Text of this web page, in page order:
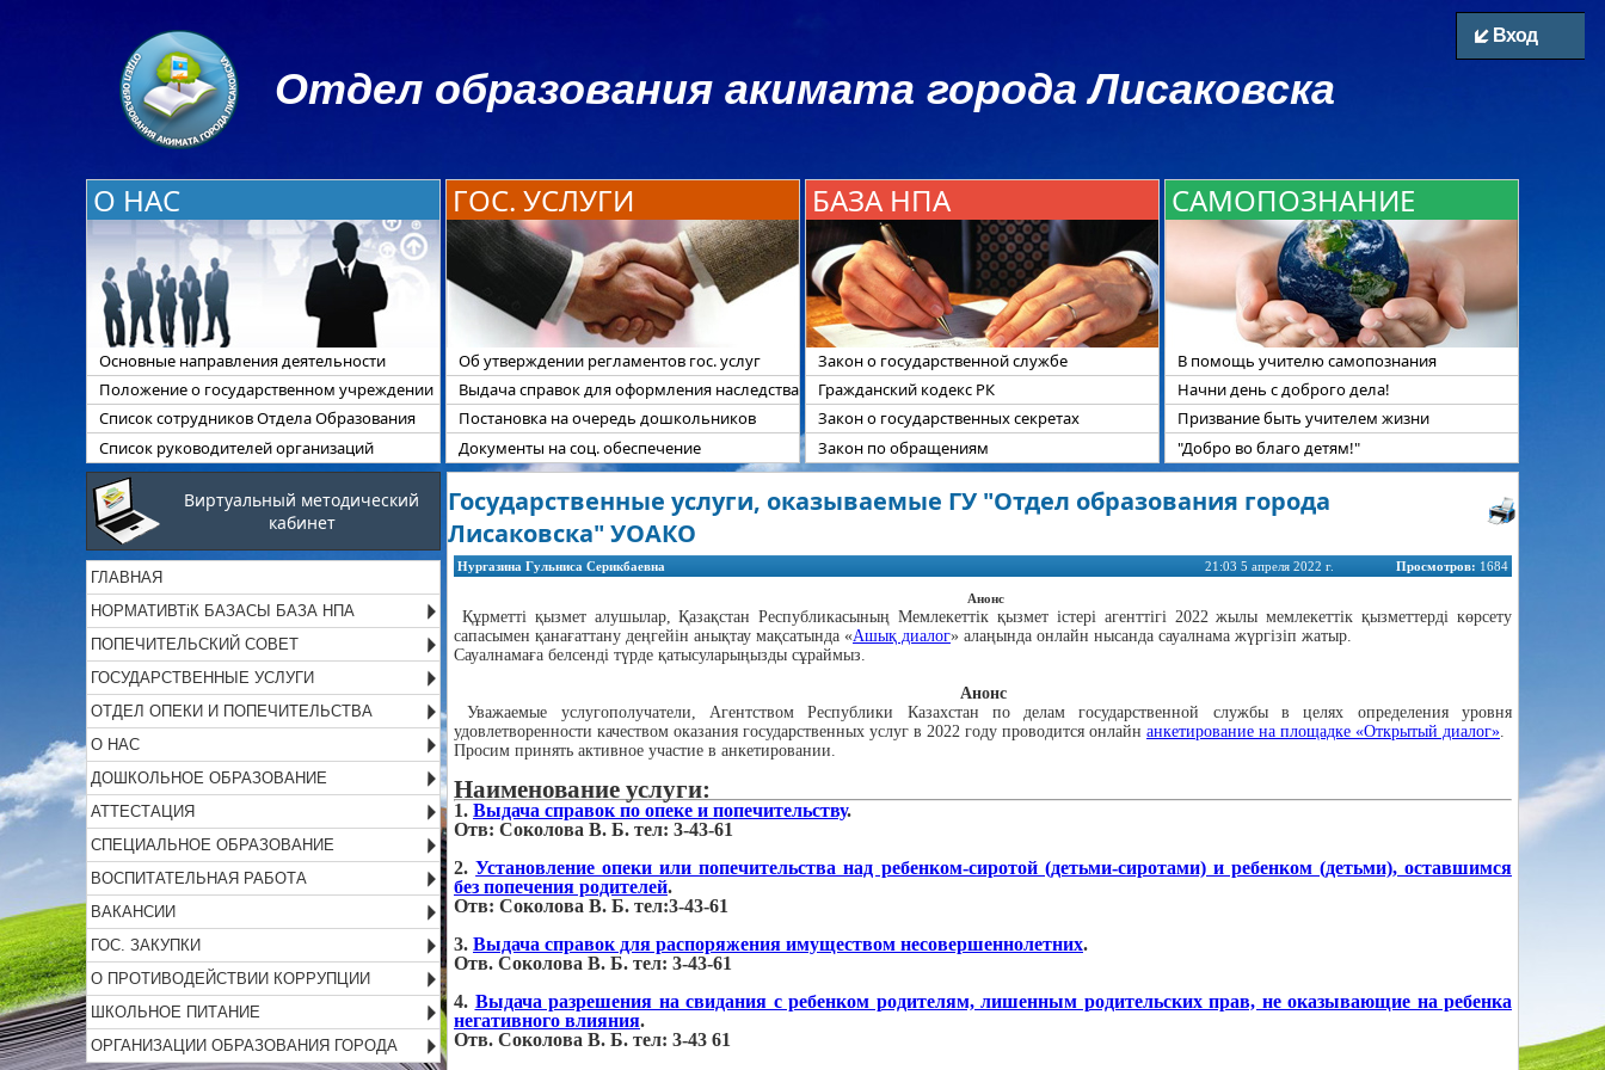
Отдел образования акимата города Лисаковска
О НАС
Основные направления деятельности
Положение о государственном учреждении
Список сотрудников Отдела Образования
Список руководителей организаций
ГОС. УСЛУГИ
Об утверждении регламентов гос. услуг
Выдача справок для оформления наследства
Постановка на очередь дошкольников
Документы на соц. обеспечение
БАЗА НПА
Закон о государственной службе
Гражданский кодекс РК
Закон о государственных секретах
Закон по обращениям
САМОПОЗНАНИЕ
В помощь учителю самопознания
Начни день с доброго дела!
Призвание быть учителем жизни
"Добро во благо детям!"
Виртуальный методический
кабинет
ГЛАВНАЯ
НОРМАТИВТіК БАЗАСЫ БАЗА НПА
ПОПЕЧИТЕЛЬСКИЙ СОВЕТ
ГОСУДАРСТВЕННЫЕ УСЛУГИ
ОТДЕЛ ОПЕКИ И ПОПЕЧИТЕЛЬСТВА
О НАС
ДОШКОЛЬНОЕ ОБРАЗОВАНИЕ
АТТЕСТАЦИЯ
СПЕЦИАЛЬНОЕ ОБРАЗОВАНИЕ
ВОСПИТАТЕЛЬНАЯ РАБОТА
ВАКАНСИИ
ГОС. ЗАКУПКИ
О ПРОТИВОДЕЙСТВИИ КОРРУПЦИИ
ШКОЛЬНОЕ ПИТАНИЕ
ОРГАНИЗАЦИИ ОБРАЗОВАНИЯ ГОРОДА
Государственные услуги, оказываемые ГУ "Отдел образования города
Лисаковска" УОАКО
Нургазина Гульниса Серикбаевна 21:03 5 апреля 2022 г. Просмотров: 1684
Анонс
Құрметті қызмет алушылар, Қазақстан Республикасының Мемлекеттік қызмет істері агенттігі 2022 жылы мемлекеттік қызметтерді көрсету
сапасымен қанағаттану деңгейін анықтау мақсатында «Ашық диалог» алаңында онлайн нысанда сауалнама жүргізіп жатыр.
Сауалнамаға белсенді түрде қатысуларыңызды сұраймыз.
Анонс
Уважаемые услугополучатели, Агентством Республики Казахстан по делам государственной службы в целях определения уровня
удовлетворенности качеством оказания государственных услуг в 2022 году проводится онлайн анкетирование на площадке «Открытый диалог».
Просим принять активное участие в анкетировании.
Наименование услуги:
1. Выдача справок по опеке и попечительству.
Отв: Соколова В. Б. тел: 3-43-61
2.Установление опеки или попечительства над ребенком-сиротой (детьми-сиротами) и ребенком (детьми), оставшимся
без попечения родителей.
Отв: Соколова В. Б. тел:3-43-61
3. Выдача справок для распоряжения имуществом несовершеннолетних.
Отв. Соколова В. Б. тел: 3-43-61
4. Выдача разрешения на свидания с ребенком родителям, лишенным родительских прав, не оказывающие на ребенка
негативного влияния.
Отв. Соколова В. Б. тел: 3-43 61
Вход